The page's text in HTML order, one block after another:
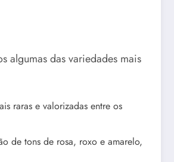
algumas das variedades mais
raras e valorizadas entre os
de tons de rosa, roxo e amarelo,